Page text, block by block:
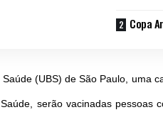
Copa
(UBS) de São Paulo, uma
serão vacinadas pessoas